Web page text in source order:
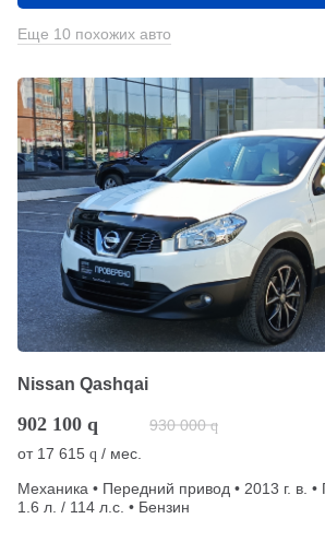
Еще 10 похожих авто
Nissan Qashqai
902 100 q 930 000 q
от 17 615 q / мес.
Механика • Передний привод • 2013 г. в.
1.6 л. / 114 л.с. • Бензин